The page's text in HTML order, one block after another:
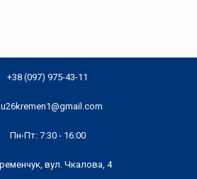
+38 (097) 975-43-11
Пн-Пт: 7:30 - 16:00
вул. Чкалова, 4